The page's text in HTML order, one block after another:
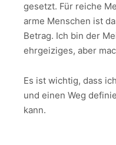
gesetzt. Für reiche
arme Menschen ist
Betrag. Ich bin der
ehrgeiziges, aber
Es ist wichtig, dass
und einen Weg
kann.